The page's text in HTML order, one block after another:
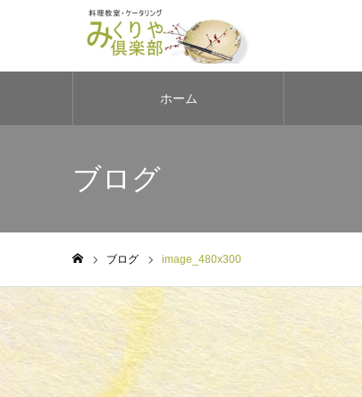
ホーム
ブログ
ブログ image_480x300